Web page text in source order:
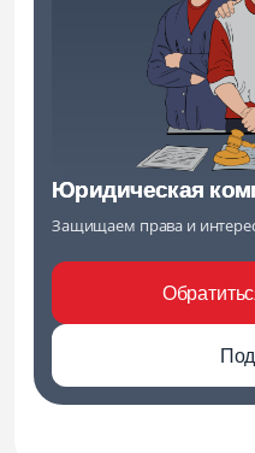
Юридическая
Защищаем права и